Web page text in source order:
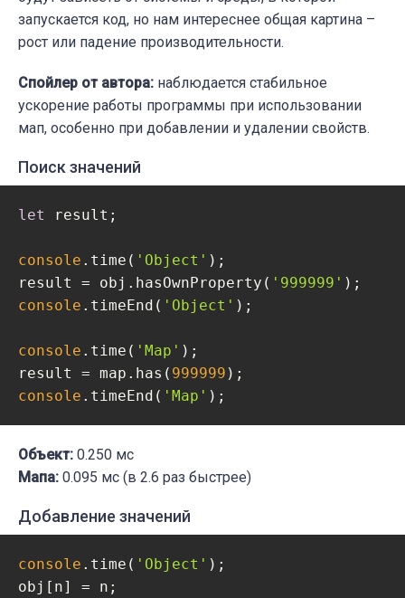
запускается код, но нам интереснее общая картина –
рост или падение производительности.
Спойлер от автора: наблюдается стабильное
ускорение работы программы при использовании
мап, особенно при добавлении и удалении свойств.
Поиск значений
let result;
console .time( 'Object' );
result = obj.hasOwnProperty( '999999'
console .timeEnd( 'Object' );
console .time( 'Map' );
result = map.has( 999999
console .timeEnd( 'Map' );
Объект: 0.250 мс
Мапа: 0.095 мс (в 2.6 раз быстрее)
Добавление значений
console .time( 'Object' );